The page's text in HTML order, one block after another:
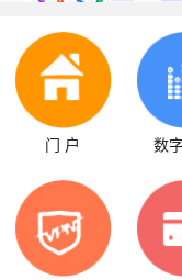
门 户 数